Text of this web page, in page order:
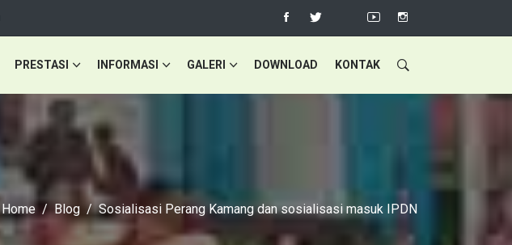
PRESTASI INFORMASI GALERI DOWNLOAD KONTAK
Home Blog Sosialisasi Perang Kamang dan sosialisasi masuk IPDN